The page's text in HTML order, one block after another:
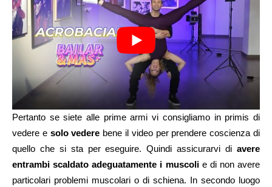
Pertanto se siete alle prime armi vi consigliamo in primis di
vedere e solo vedere bene il video per prendere coscienza di
quello che si sta per eseguire. Quindi assicurarvi di avere
entrambi scaldato adeguatamente i muscolie di non avere
particolari problemi muscolari o di schiena. In secondo luogo